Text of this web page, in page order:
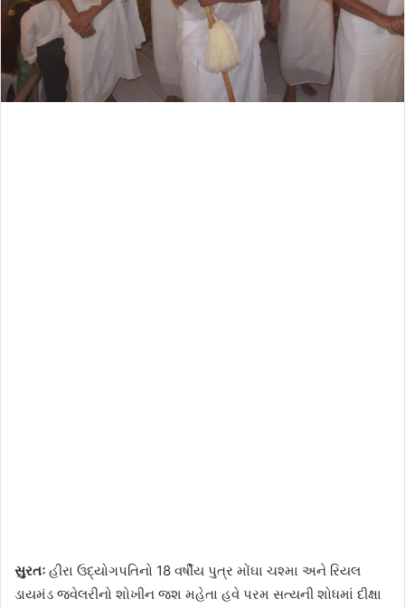
સુરતઃ હીરા ઉદ્યોગપતિનો 18 વર્ષીય પુત્ર મોંઘા ચશ્મા અને રિયલ
ડાયમંડ જ્વેલરીનો શોખીન જશ મહેતા હવે પરમ સત્યની શોધમાં દીક્ષા